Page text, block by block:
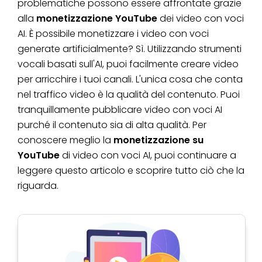
problematiche possono essere affrontate grazie
alla monetizzazione YouTubedei video con voci
AI. È possibile monetizzare i video con voci
generate artificialmente? Sì. Utilizzando strumenti
vocali basati sull'AI, puoi facilmente creare video
per arricchire i tuoi canali. L'unica cosa che conta
nel traffico video è la qualità del contenuto. Puoi
tranquillamente pubblicare video con voci AI
purché il contenuto sia di alta qualità. Per
conoscere meglio la monetizzazione su
YouTubedi video con voci AI, puoi continuare a
leggere questo articolo e scoprire tutto ciò che la
riguarda.